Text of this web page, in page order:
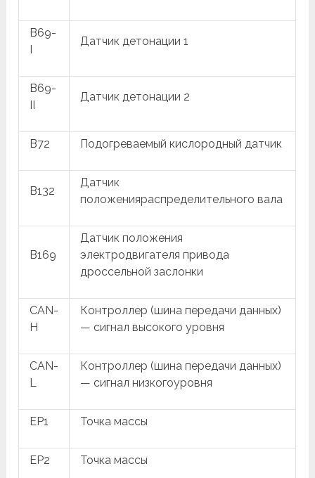
B69-
I
Датчик детонации 1
B69-
II
Датчик детонации 2
B72 Подогреваемый кислородный датчик
B132
Датчик
положенияраспределительного вала
B169
Датчик положения
электродвигателя привода
дроссельной заслонки
CAN-
H
Контроллер (шина передачи данных)
— сигнал высокого уровня
CAN-
L
Контроллер (шина передачи данных)
— сигнал низкогоуровня
EP1 Точка массы
EP2 Точка массы